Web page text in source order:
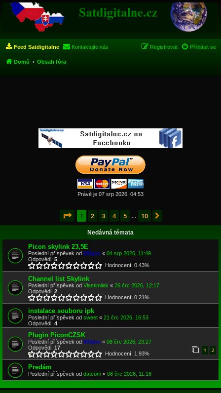
Feed Satdigitalne Kontaktujte nás Přihlásit se
Registrovat
Domů Obsah fóra
Právě je 07 srp 2026, 04:53
Stránka z 10
1 2 3 4 5 10
Nedávná témata
Picon skylink 23,5E
Poslední příspěvek od 005jon « 04 srp 2026, 11:49
Odpovědi: 5
Hodnocení: 0.43%
Channel list Skylink
Poslední příspěvek od Vlastimilek « 26 črc 2026, 12:17
Odpovědi: 2
Hodnocení: 0.21%
instalace souboru ipk
Poslední příspěvek od sweet « 21 črc 2026, 16:53
Odpovědi: 4
Plugin PiconCZSK
Poslední příspěvek od 005jon « 08 črc 2026, 23:27
Odpovědi: 17 1 2
Hodnocení: 1.93%
Predám
Poslední příspěvek od datcom « 08 črc 2026, 11:16